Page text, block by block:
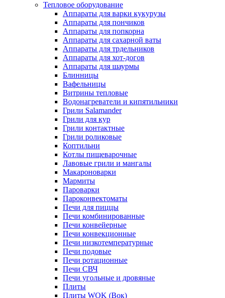
Тепловое оборудование
Аппараты для варки кукурузы
Аппараты для пончиков
Аппараты для попкорна
Аппараты для сахарной ваты
Аппараты для трдельников
Аппараты для хот-догов
Аппараты для шаурмы
Блинницы
Вафельницы
Витрины тепловые
Водонагреватели и кипятильники
Грили Salamander
Грили для кур
Грили контактные
Грили роликовые
Коптильни
Котлы пищеварочные
Лавовые грили и мангалы
Макароноварки
Мармиты
Пароварки
Пароконвектоматы
Печи для пиццы
Печи комбинированные
Печи конвейерные
Печи конвекционные
Печи низкотемпературные
Печи подовые
Печи ротационные
Печи СВЧ
Печи угольные и дровяные
Плиты
Плиты WOK (Вок)